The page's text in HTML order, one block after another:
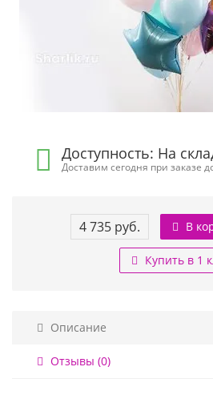
Доступность: На
Доставим сегодня при заказе
4 735 руб. В
Купить в 1
Описание
Отзывы (0)